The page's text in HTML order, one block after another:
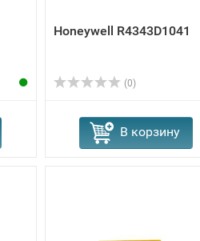
Honeywell R4343D1041
(0)
В корзину